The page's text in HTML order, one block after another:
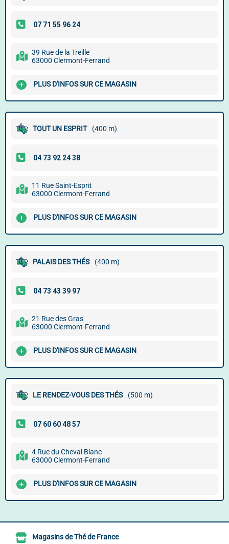
39 Rue de la Treille
63000 Clermont-Ferrand
PLUS D'INFOS SUR CE MAGASIN
TOUT UN ESPRIT (400 m)
11 Rue Saint-Esprit
63000 Clermont-Ferrand
PLUS D'INFOS SUR CE MAGASIN
PALAIS DES THÉS (400 m)
21 Rue des Gras
63000 Clermont-Ferrand
PLUS D'INFOS SUR CE MAGASIN
LE RENDEZ-VOUS DES THÉS (500 m)
4 Rue du Cheval Blanc
63000 Clermont-Ferrand
PLUS D'INFOS SUR CE MAGASIN
Magasins de Thé de France